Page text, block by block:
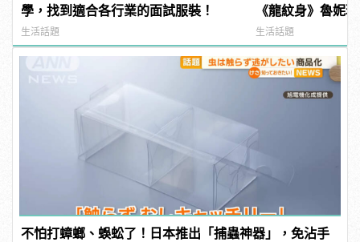
學，找到適合各行業的面試服裝！
生活話題
《龍紋身》魯妮
生活話題
不怕打蟑螂、蜈蚣了！日本推出「捕蟲神器」，免沾手